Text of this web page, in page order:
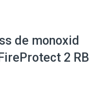
de monoxid
2 RB